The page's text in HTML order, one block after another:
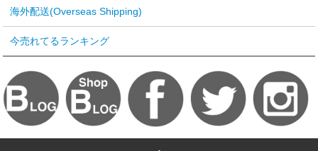
海外配送(Overseas Shipping)
今売れてるランキング